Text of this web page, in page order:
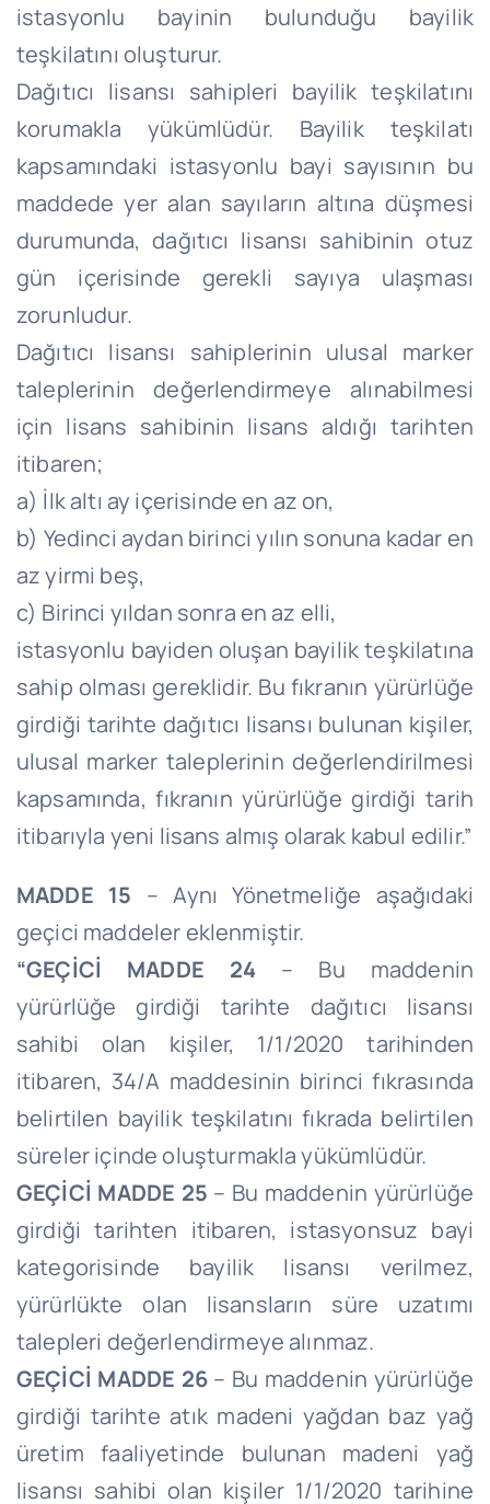
istasyonlu bayinin bulunduğu bayilik
teşkilatını oluşturur.
Dağıtıcı lisansı sahipleri bayilik teşkilatını
korumakla yükümlüdür. Bayilik teşkilatı
kapsamındaki istasyonlu bayi sayısının bu
maddede yer alan sayıların altına düşmesi
durumunda, dağıtıcı lisansı sahibinin otuz
gün içerisinde gerekli sayıya ulaşması
zorunludur.
Dağıtıcı lisansı sahiplerinin ulusal marker
taleplerinin değerlendirmeye alınabilmesi
için lisans sahibinin lisans aldığı tarihten
itibaren;
a) İlk altı ay içerisinde en az on,
b) Yedinci aydan birinci yılın sonuna kadar en
az yirmi beş,
c) Birinci yıldan sonra en az elli,
istasyonlu bayiden oluşan bayilik teşkilatına
sahip olması gereklidir. Bu fıkranın yürürlüğe
girdiği tarihte dağıtıcı lisansı bulunan kişiler,
ulusal marker taleplerinin değerlendirilmesi
kapsamında, fıkranın yürürlüğe girdiği tarih
itibarıyla yeni lisans almış olarak kabul edilir.”
MADDE 15 – Aynı Yönetmeliğe aşağıdaki
geçici maddeler eklenmiştir.
“GEÇİCİ MADDE 24 – Bu maddenin
yürürlüğe girdiği tarihte dağıtıcı lisansı
sahibi olan kişiler, 1/1/2020 tarihinden
itibaren, 34/A maddesinin birinci fıkrasında
belirtilen bayilik teşkilatını fıkrada belirtilen
süreler içinde oluşturmakla yükümlüdür.
GEÇİCİ MADDE 25 – Bu maddenin yürürlüğe
girdiği tarihten itibaren, istasyonsuz bayi
kategorisinde bayilik lisansı verilmez,
yürürlükte olan lisansların süre uzatımı
talepleri değerlendirmeye alınmaz.
GEÇİCİ MADDE 26– Bu maddenin yürürlüğe
girdiği tarihte atık madeni yağdan baz yağ
üretim faaliyetinde bulunan madeni yağ
lisansı sahibi olan kişiler 1/1/2020 tarihine